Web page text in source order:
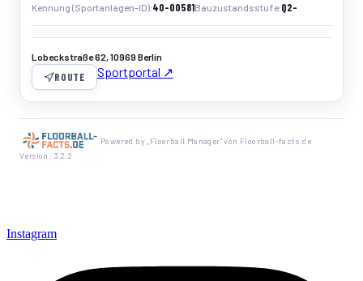
Kennung (Sportanlagen-ID) 40-00581Bauzustandsstufe Q2-
Lobeckstraße 62, 10969 Berlin
ROUTE Sportportal ↗
Powered by „Floorball Manager" von Floorball-facts.de
Version: 3.2.2
Instagram